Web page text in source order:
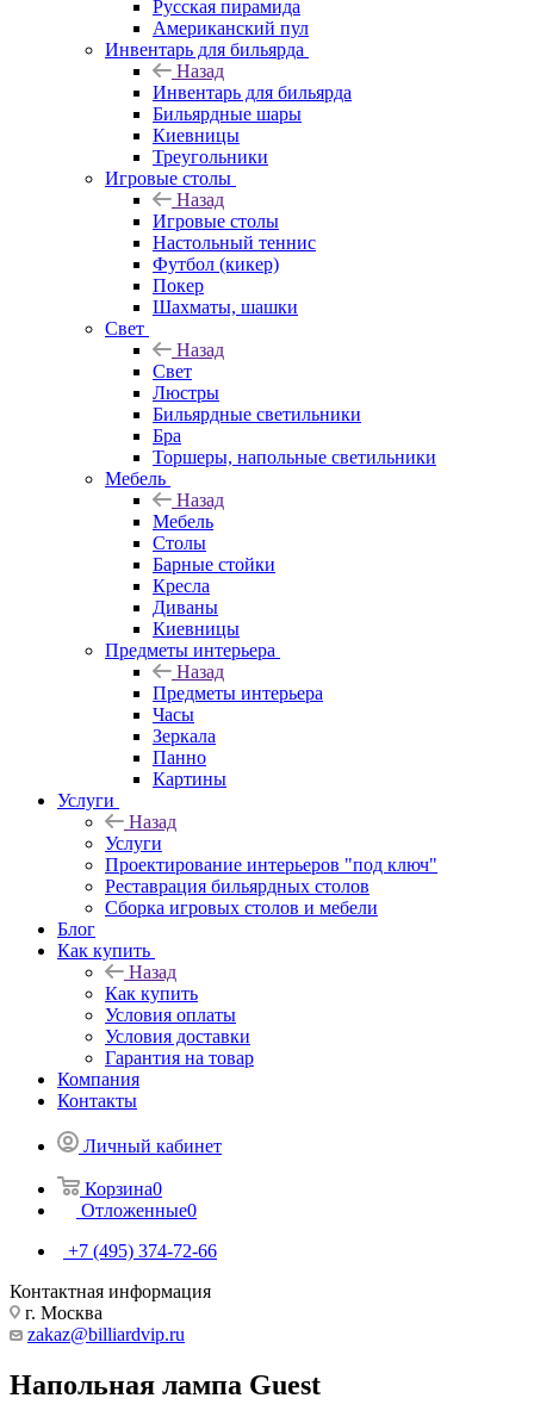
Русская пирамида
Американский пул
Инвентарь для бильярда
Назад
Инвентарь для бильярда
Бильярдные шары
Киевницы
Треугольники
Игровые столы
Назад
Игровые столы
Настольный теннис
Футбол (кикер)
Покер
Шахматы, шашки
Свет
Назад
Свет
Люстры
Бильярдные светильники
Бра
Торшеры, напольные светильники
Мебель
Назад
Мебель
Столы
Барные стойки
Кресла
Диваны
Киевницы
Предметы интерьера
Назад
Предметы интерьера
Часы
Зеркала
Панно
Картины
Услуги
Назад
Услуги
Проектирование интерьеров "под ключ"
Реставрация бильярдных столов
Сборка игровых столов и мебели
Блог
Как купить
Назад
Как купить
Условия оплаты
Условия доставки
Гарантия на товар
Компания
Контакты
Личный кабинет
Корзина0
Отложенные0
+7 (495) 374-72-66
Контактная информация
г. Москва
zakaz@billiardvip.ru
Напольная лампа Guest